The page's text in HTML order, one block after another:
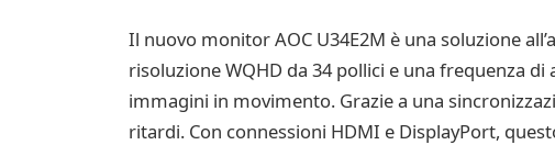
Il nuovo monitor AOC U34E2M è una soluzione
risoluzione WQHD da 34 pollici e una frequenza
immagini in movimento. Grazie a una
ritardi. Con connessioni HDMI e DisplayPort,